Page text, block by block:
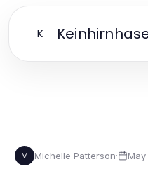
K
M Michelle Patterson·